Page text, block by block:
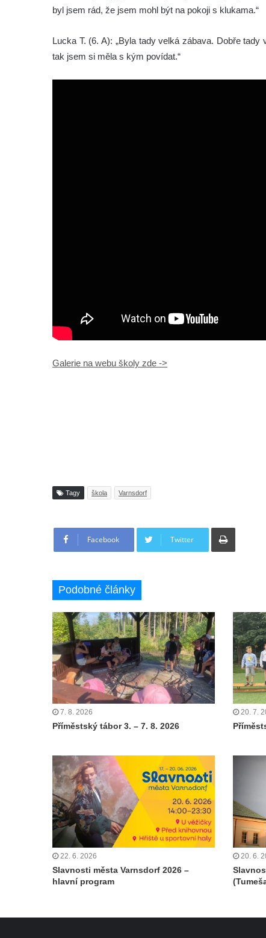
byl jsem rád, že jsem mohl být na pokoji s klukama.“
Lucka T. (6. A): „Byla tady velká zábava. Dobře
tak jsem si měla s kým povídat.“
Galerie na webu školy zde ->
Tagy škola Varnsdorf
Facebook Twitter
Tisknout
Podobné články
7. 8. 2026
Příměstský tábor 3. – 7. 8. 2026
20. 7.
22. 6. 2026
Slavnosti města Varnsdorf 2026 –
hlavní program
20. 6.